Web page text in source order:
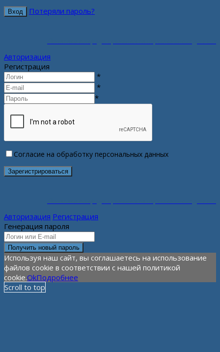
Потеряли пароль?
Авторизация
Регистрация
*
*
*
Согласие на обработку персональных данных
Авторизация Регистрация
Генерация пароля
Используя наш сайт, вы соглашаетесь на использование
файлов cookie в соответствии с нашей политикой
cookie.OkПодробнее
Scroll to top